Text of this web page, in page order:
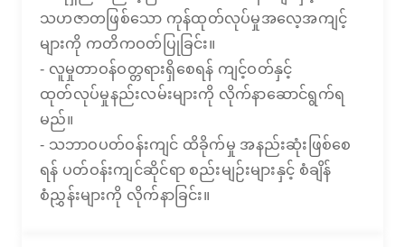
အရည်အသွေးနှင့် လိုက်နာမှု
သဟဇာတဖြစ်သော ကုန်ထုတ်လုပ်မှုအလေ့အကျင့်
များကို ကတိကဝတ်ပြုခြင်း။
- လူမှုတာဝန်ဝတ္တရားရှိစေရန် ကျင့်ဝတ်နှင့်
ထုတ်လုပ်မှုနည်းလမ်းများကို လိုက်နာဆောင်ရွက်ရ
မည်။
- သဘာဝပတ်ဝန်းကျင် ထိခိုက်မှု အနည်းဆုံးဖြစ်စေ
ရန် ပတ်ဝန်းကျင်ဆိုင်ရာ စည်းမျဉ်းများနှင့် စံချိန်
စံညွှန်းများကို လိုက်နာခြင်း။